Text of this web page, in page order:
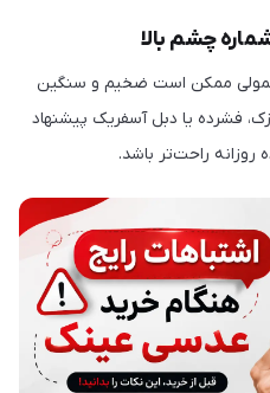
چشم بالا
ممکن است ضخیم و سنگین
فشرده یا دبل آسفریک پیشنهاد
روزانه راحت‌تر باشد.